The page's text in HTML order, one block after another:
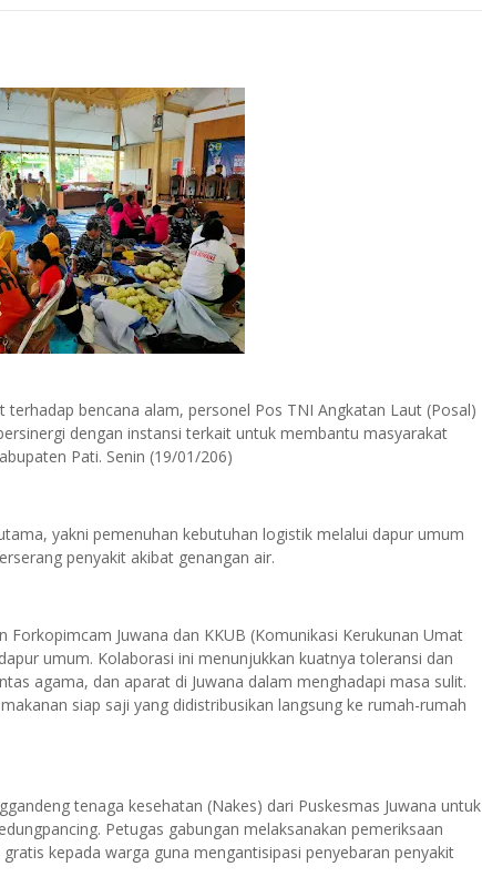
bencana alam, personel Pos TNI Angkatan Laut (Posal)
dengan instansi terkait untuk membantu masyarakat
Pati. Senin (19/01/206)
yakni pemenuhan kebutuhan logistik melalui dapur umum
penyakit akibat genangan air.
Forkopimcam Juwana dan KKUB (Komunikasi Kerukunan Umat
umum. Kolaborasi ini menunjukkan kuatnya toleransi dan
agama, dan aparat di Juwana dalam menghadapi masa sulit.
siap saji yang didistribusikan langsung ke rumah-rumah
tenaga kesehatan (Nakes) dari Puskesmas Juwana untuk
Petugas gabungan melaksanakan pemeriksaan
kepada warga guna mengantisipasi penyebaran penyakit